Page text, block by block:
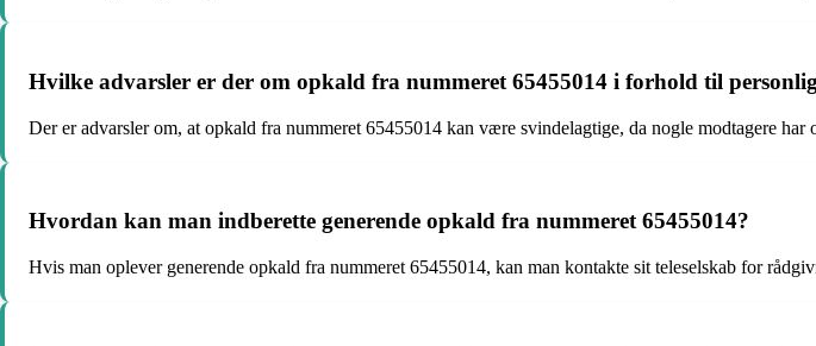
Hvilke advarsler er der om opkald fra nummeret 65455014 i forhold til
Der er advarsler om, at opkald fra nummeret 65455014 kan være svindelagtige, da nogle modtagere
Hvordan kan man indberette generende opkald fra nummeret 65455014?
Hvis man oplever generende opkald fra nummeret 65455014, kan man kontakte sit teleselskab for